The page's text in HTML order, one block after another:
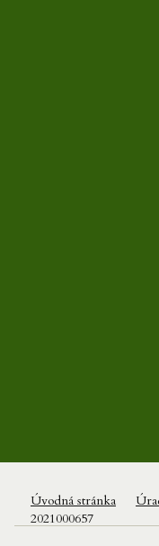
Úvodná stránka
2021000657